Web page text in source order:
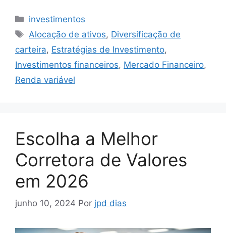
Categorias
investimentos
Tags
Alocação de ativos, Diversificação de
carteira, Estratégias de Investimento,
Investimentos financeiros, Mercado Financeiro,
Renda variável
Escolha a Melhor
Corretora de Valores
em 2026
junho 10, 2024 Por jpd dias